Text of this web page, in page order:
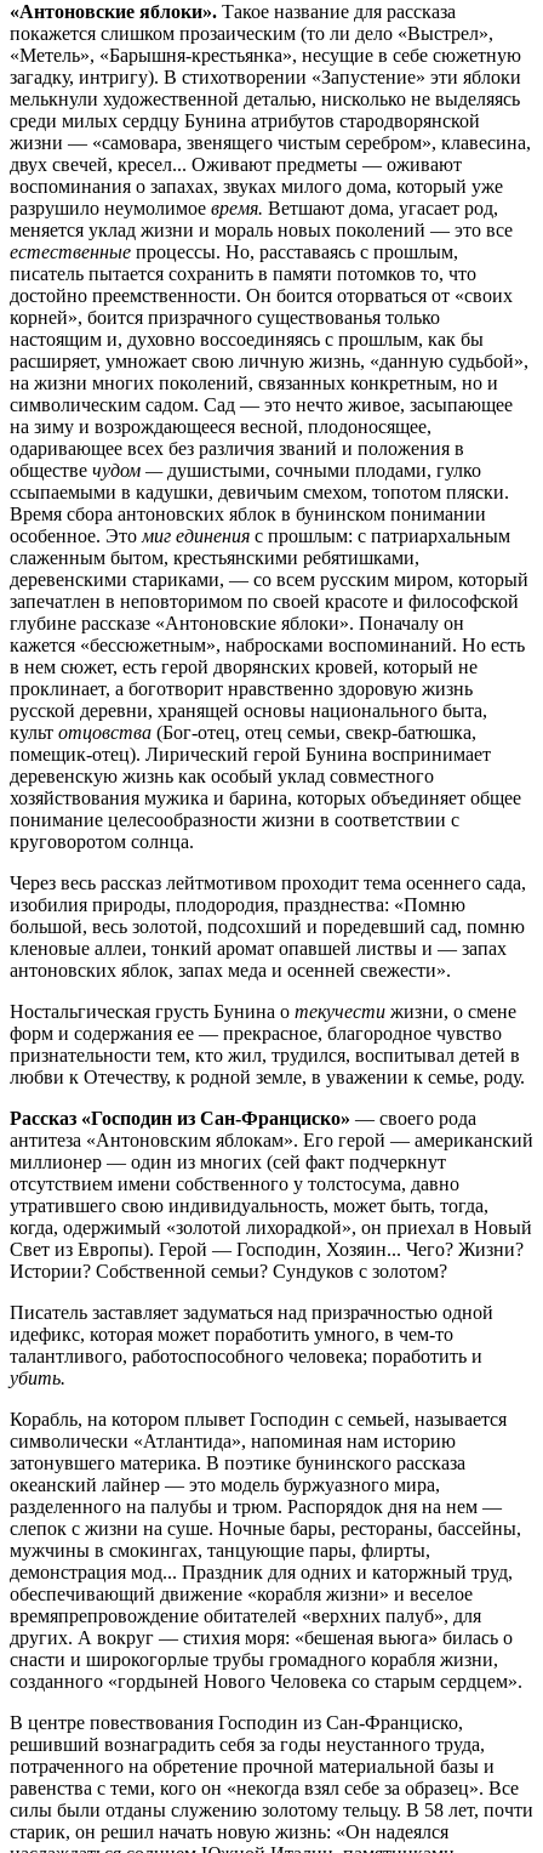
«Антоновские яблоки». Такое название для рассказа
покажется слишком прозаическим (то ли дело «Выстрел»,
«Метель», «Барышня-крестьянка», несущие в себе сюжетную
загадку, интригу). В стихотворении «Запустение» эти яблоки
мелькнули художественной деталью, нисколько не выделяясь
среди милых сердцу Бунина атрибутов стародворянской
жизни — «самовара, звенящего чистым серебром», клавесина,
двух свечей, кресел... Оживают предметы — оживают
воспоминания о запахах, звуках милого дома, который уже
разрушило неумолимое время. Ветшают дома, угасает род,
меняется уклад жизни и мораль новых поколений — это все
естественные процессы. Но, расставаясь с прошлым,
писатель пытается сохранить в памяти потомков то, что
достойно преемственности. Он боится оторваться от «своих
корней», боится призрачного существованья только
настоящим и, духовно воссоединяясь с прошлым, как бы
расширяет, умножает свою личную жизнь, «данную судьбой»,
на жизни многих поколений, связанных конкретным, но и
символическим садом. Сад — это нечто живое, засыпающее
на зиму и возрождающееся весной, плодоносящее,
одаривающее всех без различия званий и положения в
обществе чудом — душистыми, сочными плодами, гулко
ссыпаемыми в кадушки, девичьим смехом, топотом пляски.
Время сбора антоновских яблок в бунинском понимании
особенное. Это миг единения с прошлым: с патриархальным
слаженным бытом, крестьянскими ребятишками,
деревенскими стариками, — со всем русским миром, который
запечатлен в неповторимом по своей красоте и философской
глубине рассказе «Антоновские яблоки». Поначалу он
кажется «бессюжетным», набросками воспоминаний. Но есть
в нем сюжет, есть герой дворянских кровей, который не
проклинает, а боготворит нравственно здоровую жизнь
русской деревни, хранящей основы национального быта,
культ отцовства (Бог-отец, отец семьи, свекр-батюшка,
помещик-отец). Лирический герой Бунина воспринимает
деревенскую жизнь как особый уклад совместного
хозяйствования мужика и барина, которых объединяет общее
понимание целесообразности жизни в соответствии с
круговоротом солнца.
Через весь рассказ лейтмотивом проходит тема осеннего сада,
изобилия природы, плодородия, празднества: «Помню
большой, весь золотой, подсохший и поредевший сад, помню
кленовые аллеи, тонкий аромат опавшей листвы и — запах
антоновских яблок, запах меда и осенней свежести».
Ностальгическая грусть Бунина о текучести жизни, о смене
форм и содержания ее — прекрасное, благородное чувство
признательности тем, кто жил, трудился, воспитывал детей в
любви к Отечеству, к родной земле, в уважении к семье, роду.
Рассказ «Господин из Сан-Франциско» — своего рода
антитеза «Антоновским яблокам». Его герой — американский
миллионер — один из многих (сей факт подчеркнут
отсутствием имени собственного у толстосума, давно
утратившего свою индивидуальность, может быть, тогда,
когда, одержимый «золотой лихорадкой», он приехал в Новый
Свет из Европы). Герой — Господин, Хозяин... Чего? Жизни?
Истории? Собственной семьи? Сундуков с золотом?
Писатель заставляет задуматься над призрачностью одной
идефикс, которая может поработить умного, в чем-то
талантливого, работоспособного человека; поработить и
убить.
Корабль, на котором плывет Господин с семьей, называется
символически «Атлантида», напоминая нам историю
затонувшего материка. В поэтике бунинского рассказа
океанский лайнер — это модель буржуазного мира,
разделенного на палубы и трюм. Распорядок дня на нем —
слепок с жизни на суше. Ночные бары, рестораны, бассейны,
мужчины в смокингах, танцующие пары, флирты,
демонстрация мод... Праздник для одних и каторжный труд,
обеспечивающий движение «корабля жизни» и веселое
времяпрепровождение обитателей «верхних палуб», для
других. А вокруг — стихия моря: «бешеная вьюга» билась о
снасти и широкогорлые трубы громадного корабля жизни,
созданного «гордыней Нового Человека со старым сердцем».
В центре повествования Господин из Сан-Франциско,
решивший вознаградить себя за годы неустанного труда,
потраченного на обретение прочной материальной базы и
равенства с теми, кого он «некогда взял себе за образец». Все
силы были отданы служению золотому тельцу. В 58 лет, почти
старик, он решил начать новую жизнь: «Он надеялся